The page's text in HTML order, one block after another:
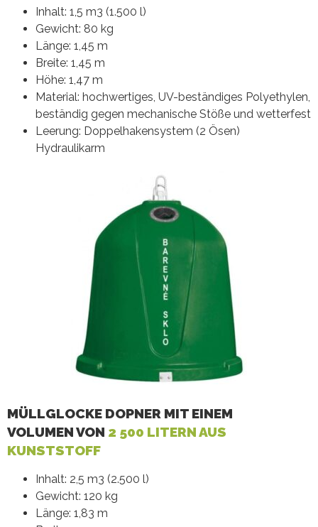
Inhalt: 1,5 m3 (1.500 l)
Gewicht: 80 kg
Länge: 1,45 m
Breite: 1,45 m
Höhe: 1,47 m
Material: hochwertiges, UV-beständiges Polyethylen,
beständig gegen mechanische Stöße und wetterfest
Leerung: Doppelhakensystem (2 Ösen)
Hydraulikarm
MÜLLGLOCKE DOPNER MIT EINEM
VOLUMEN VON 2 500 LITERN AUS
KUNSTSTOFF
Inhalt: 2,5 m3 (2.500 l)
Gewicht: 120 kg
Länge: 1,83 m